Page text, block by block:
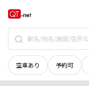
空車あり 予約可
鳥取県